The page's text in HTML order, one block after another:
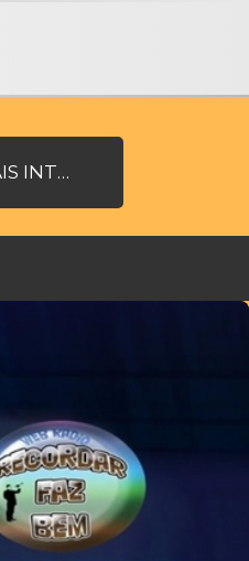
HITS ORIGINAIS INTERNACIONAIS E VERSÕES BRASILEIRAS